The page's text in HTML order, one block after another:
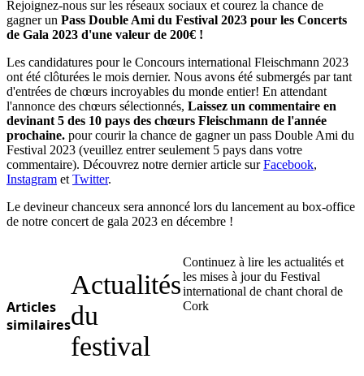
Rejoignez-nous sur les réseaux sociaux et courez la chance de
gagner un Pass Double Ami du Festival 2023 pour les Concerts
de Gala 2023 d'une valeur de 200€ !
Les candidatures pour le Concours international Fleischmann 2023
ont été clôturées le mois dernier. Nous avons été submergés par tant
d'entrées de chœurs incroyables du monde entier! En attendant
l'annonce des chœurs sélectionnés, Laissez un commentaire en
devinant 5 des 10 pays des chœurs Fleischmann de l'année
prochaine. pour courir la chance de gagner un pass Double Ami du
Festival 2023 (veuillez entrer seulement 5 pays dans votre
commentaire). Découvrez notre dernier article surFacebook,
Instagram et Twitter.
Le devineur chanceux sera annoncé lors du lancement au box-office
de notre concert de gala 2023 en décembre !
Articles
similaires
Actualités
du
festival
Continuez à lire les actualités et
les mises à jour du Festival
international de chant choral de
Cork